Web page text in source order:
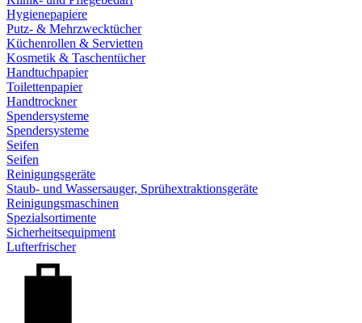
Hygienepapiere
Putz- & Mehrzwecktücher
Küchenrollen & Servietten
Kosmetik & Taschentücher
Handtuchpapier
Toilettenpapier
Handtrockner
Spendersysteme
Spendersysteme
Seifen
Seifen
Reinigungsgeräte
Staub- und Wassersauger, Sprühextraktionsgeräte
Reinigungsmaschinen
Spezialsortimente
Sicherheitsequipment
Lufterfrischer